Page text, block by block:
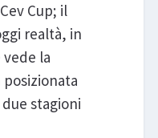
Cup; il
realtà, in
la
stagioni